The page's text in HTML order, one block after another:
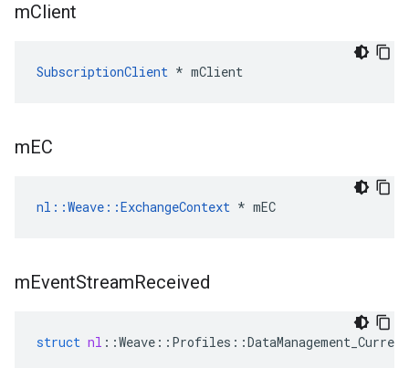
mClient
SubscriptionClient * mClient
mEC
nl::Weave::ExchangeContext * mEC
mEventStreamReceived
struct nl ::Weave :: Profiles ::DataManagement_Current